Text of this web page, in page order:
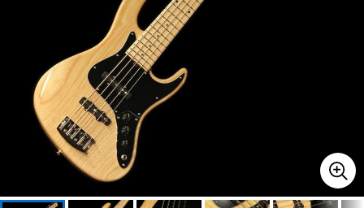
キーボード
管楽器
アンプ